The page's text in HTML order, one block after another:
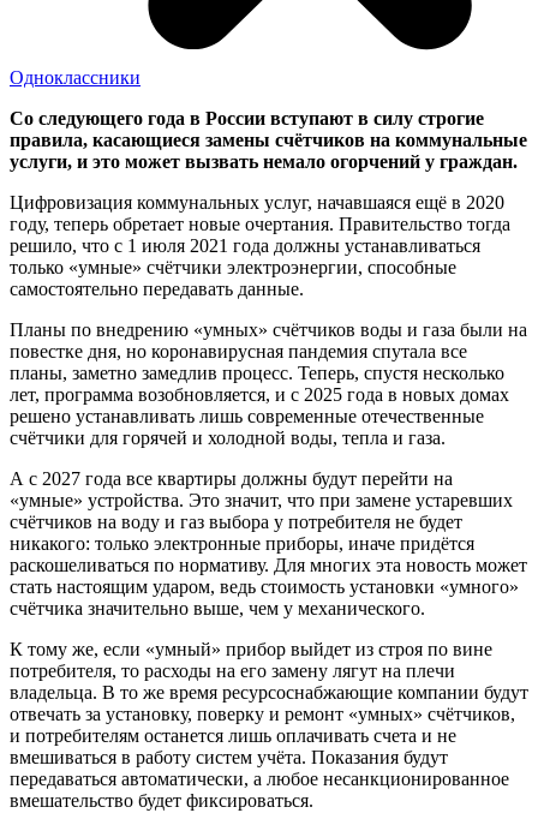
Одноклассники
Со следующего года в России вступают в силу строгие
правила, касающиеся замены счётчиков на коммунальные
услуги, и это может вызвать немало огорчений у граждан.
Цифровизация коммунальных услуг, начавшаяся ещё в 2020
году, теперь обретает новые очертания. Правительство тогда
решило, что с 1 июля 2021 года должны устанавливаться
только «умные» счётчики электроэнергии, способные
самостоятельно передавать данные.
Планы по внедрению «умных» счётчиков воды и газа были на
повестке дня, но коронавирусная пандемия спутала все
планы, заметно замедлив процесс. Теперь, спустя несколько
лет, программа возобновляется, и с 2025 года в новых домах
решено устанавливать лишь современные отечественные
счётчики для горячей и холодной воды, тепла и газа.
А с 2027 года все квартиры должны будут перейти на
«умные» устройства. Это значит, что при замене устаревших
счётчиков на воду и газ выбора у потребителя не будет
никакого: только электронные приборы, иначе придётся
раскошеливаться по нормативу. Для многих эта новость может
стать настоящим ударом, ведь стоимость установки «умного»
счётчика значительно выше, чем у механического.
К тому же, если «умный» прибор выйдет из строя по вине
потребителя, то расходы на его замену лягут на плечи
владельца. В то же время ресурсоснабжающие компании будут
отвечать за установку, поверку и ремонт «умных» счётчиков,
и потребителям останется лишь оплачивать счета и не
вмешиваться в работу систем учёта. Показания будут
передаваться автоматически, а любое несанкционированное
вмешательство будет фиксироваться.